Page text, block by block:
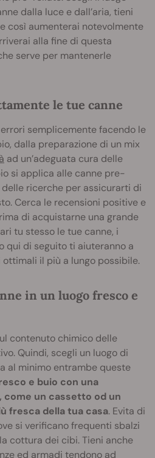
dalla luce e dall’aria, tieni
e così aumenterai notevolmente
alla fine di questa
serve per mantenerle
le tue canne
semplicemente facendo le
dalla preparazione di un mix
ad un’adeguata cura delle
si applica alle canne pre-
ricerche per assicurarti di
Cerca le recensioni positive e
di acquistarne una grande
tu stesso le tue canne, i
qui di seguito ti aiuteranno a
il più a lungo possibile.
in un luogo fresco e
contenuto chimico delle
Quindi, scegli un luogo di
al minimo entrambe queste
e buio con una
un cassetto od un
fresca della tua casa. Evita di
si verificano frequenti sbalzi
cottura dei cibi. Tieni anche
ed armadi tendono ad